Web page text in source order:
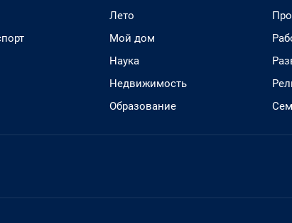
Лето
Мой дом
Наука
Недвижимость
Образование